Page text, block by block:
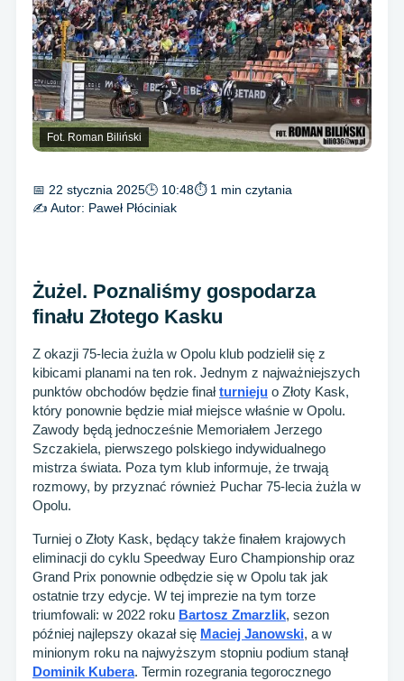
Fot. Roman Biliński
📅 22 stycznia 2025🕒 10:48⏱ 1 min czytania
✍️ Autor: Paweł Płóciniak
Żużel. Poznaliśmy gospodarza
finału Złotego Kasku
Z okazji 75-lecia żużla w Opolu klub podzielił się z
kibicami planami na ten rok. Jednym z najważniejszych
punktów obchodów będzie finałturnieju o Złoty Kask,
który ponownie będzie miał miejsce właśnie w Opolu.
Zawody będą jednocześnie Memoriałem Jerzego
Szczakiela, pierwszego polskiego indywidualnego
mistrza świata. Poza tym klub informuje, że trwają
rozmowy, by przyznać również Puchar 75-lecia żużla w
Opolu.
Turniej o Złoty Kask, będący także finałem krajowych
eliminacji do cyklu Speedway Euro Championship oraz
Grand Prix ponownie odbędzie się w Opolu tak jak
ostatnie trzy edycje. W tej imprezie na tym torze
triumfowali: w 2022 roku Bartosz Zmarzlik, sezon
później najlepszy okazał się Maciej Janowski, a w
minionym roku na najwyższym stopniu podium stanął
Dominik Kubera. Termin rozegrania tegorocznego